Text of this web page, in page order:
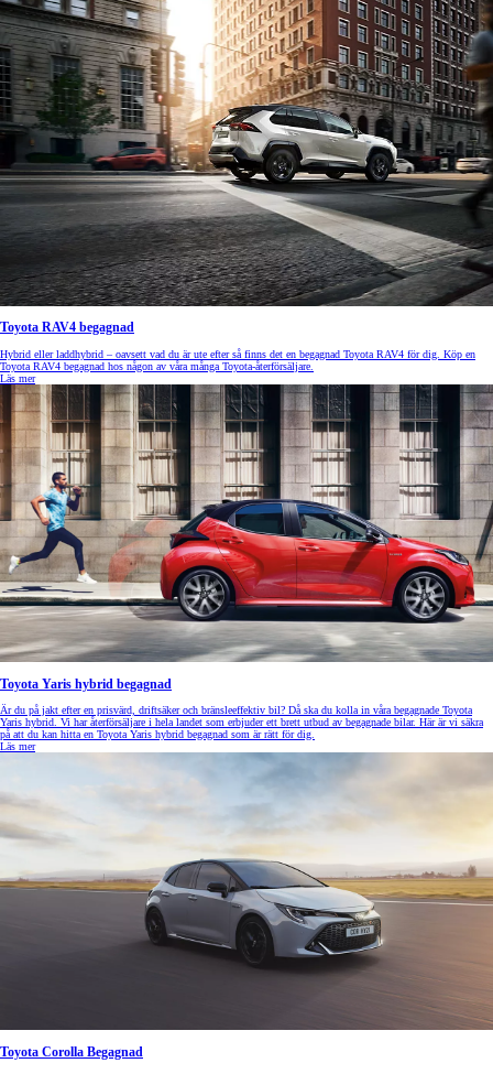
Toyota RAV4 begagnad
Hybrid eller laddhybrid – oavsett vad du är ute efter så finns det en begagnad Toyota RAV4 för dig. Köp en
Toyota RAV4 begagnad hos någon av våra många Toyota-återförsäljare.
Läs mer
Toyota Yaris hybrid begagnad
Är du på jakt efter en prisvärd, driftsäker och bränsleeffektiv bil? Då ska du kolla in våra begagnade Toyota
Yaris hybrid. Vi har återförsäljare i hela landet som erbjuder ett brett utbud av begagnade bilar. Här är vi säkra
på att du kan hitta en Toyota Yaris hybrid begagnad som är rätt för dig.
Läs mer
Toyota Corolla Begagnad